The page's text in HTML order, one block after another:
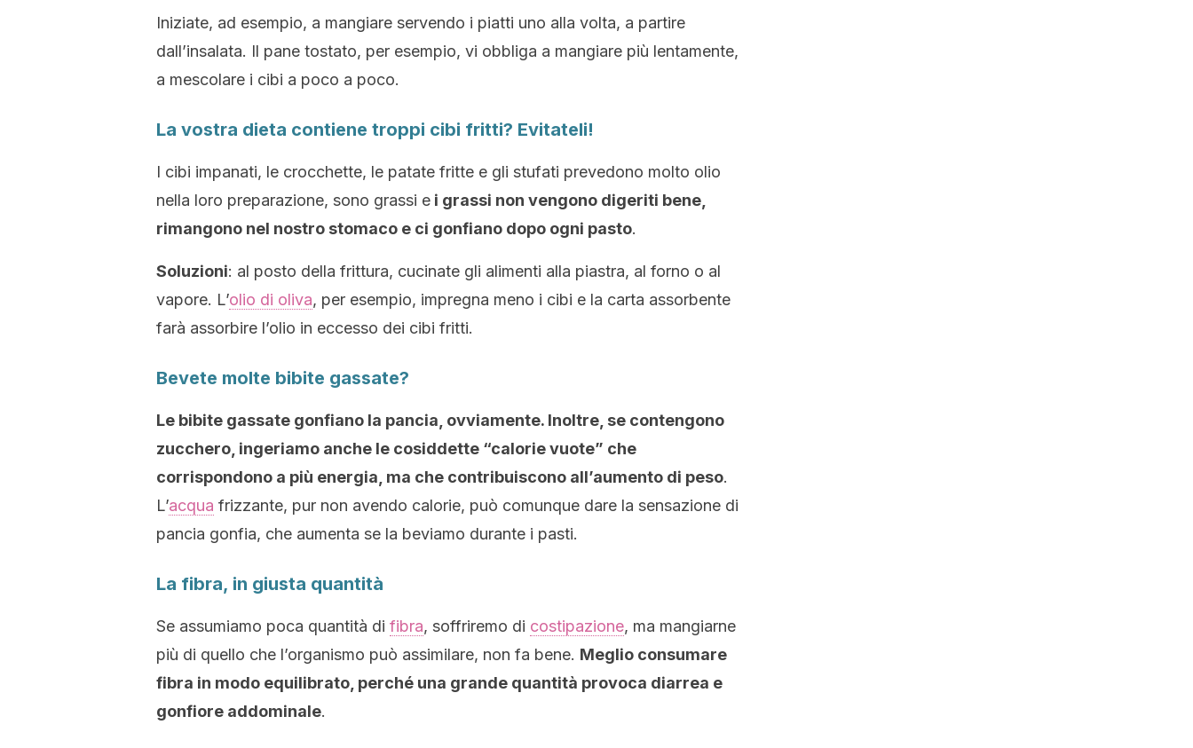
Iniziate, ad esempio, a mangiare servendo i piatti uno alla volta, a partire
dall’insalata. Il pane tostato, per esempio, vi obbliga a mangiare più lentamente,
a mescolare i cibi a poco a poco.
La vostra dieta contiene troppi cibi fritti? Evitateli!
I cibi impanati, le crocchette, le patate fritte e gli stufati prevedono molto olio
nella loro preparazione, sono grassi e i grassi non vengono digeriti bene,
rimangono nel nostro stomaco e ci gonfiano dopo ogni pasto.
Soluzioni: al posto della frittura, cucinate gli alimenti alla piastra, al forno o al
vapore. L’olio di oliva, per esempio, impregna meno i cibi e la carta assorbente
farà assorbire l’olio in eccesso dei cibi fritti.
Bevete molte bibite gassate?
Le bibite gassate gonfiano la pancia, ovviamente. Inoltre, se contengono
zucchero, ingeriamo anche le cosiddette “calorie vuote” che
corrispondono a più energia, ma che contribuiscono all’aumento di peso.
L’acqua frizzante, pur non avendo calorie, può comunque dare la sensazione di
pancia gonfia, che aumenta se la beviamo durante i pasti.
La fibra, in giusta quantità
Se assumiamo poca quantità di fibra, soffriremo di costipazione, ma mangiarne
più di quello che l’organismo può assimilare, non fa bene. Meglio consumare
fibra in modo equilibrato, perché una grande quantità provoca diarrea e
gonfiore addominale.